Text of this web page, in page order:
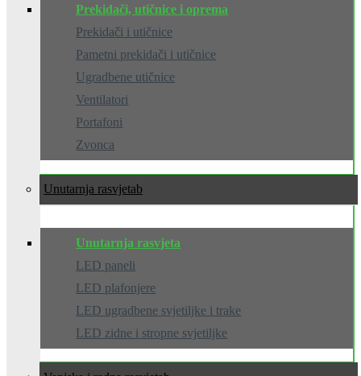
Prekidači, utičnice i oprema
Prekidači i utičnice
Pametni prekidači i utičnice
Ugradbene utičnice
Ventilatori
Portafoni
Zvonca
Unutarnja rasvjeta
Unutarnja rasvjeta
LED paneli
LED plafonjere
LED ugradbene svjetiljke i trake
LED zidne i stropne svjetiljke